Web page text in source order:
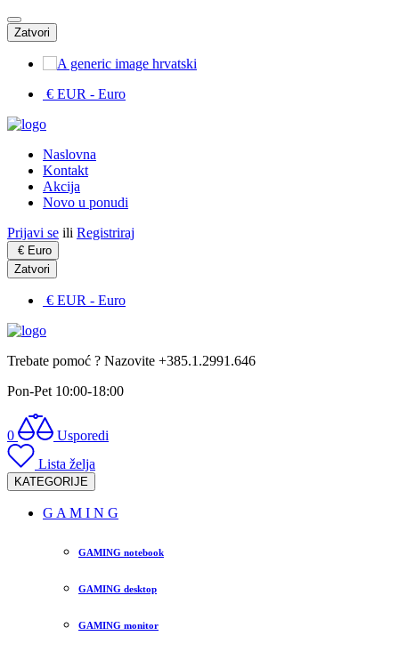
Zatvori
hrvatski
€ EUR - Euro
Naslovna
Kontakt
Akcija
Novo u ponudi
Prijavi se ili Registriraj
€ Euro
Zatvori
€ EUR - Euro
Trebate pomoć ? Nazovite +385.1.2991.646
Pon-Pet 10:00-18:00
0
Usporedi
Lista želja
KATEGORIJE
G A M I N G
GAMING notebook
GAMING desktop
GAMING monitor